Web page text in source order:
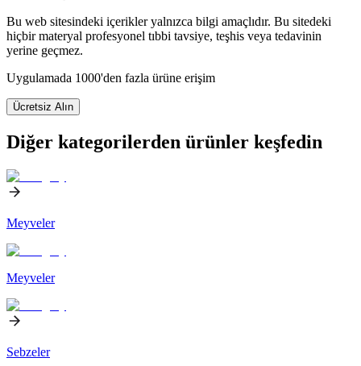
Bu web sitesindeki içerikler yalnızca bilgi amaçlıdır. Bu sitedeki
hiçbir materyal profesyonel tıbbi tavsiye, teşhis veya tedavinin
yerine geçmez.
Uygulamada 1000'den fazla ürüne erişim
Ücretsiz Alın
Diğer kategorilerden ürünler keşfedin
Meyveler
Meyveler
Sebzeler